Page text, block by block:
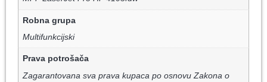
Robna grupa
Multifunkcijski
Prava potrošača
Zagarantovana sva prava kupaca po osnovu Zakona o